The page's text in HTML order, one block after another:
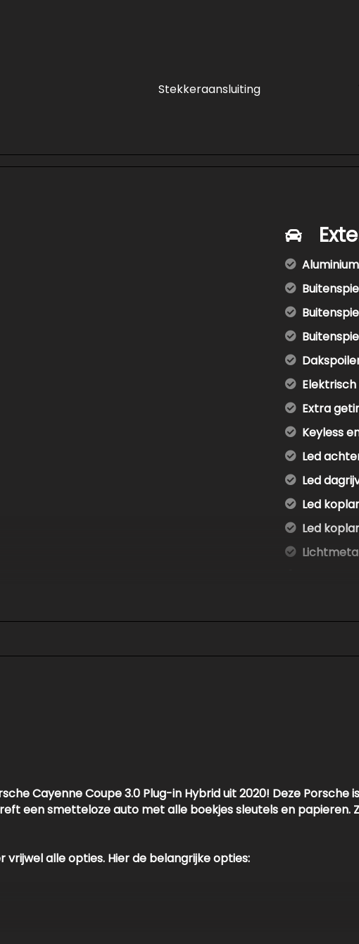
Stekkeraansluiting
Extra
Keyless
Led
Led
Led
Led
Cruise
Cayenne Coupe 3.0 Plug-in Hybrid uit 2020! Deze Porsche
een smetteloze auto met alle boekjes sleutels en papieren.
alle opties. Hier de belangrijke opties: